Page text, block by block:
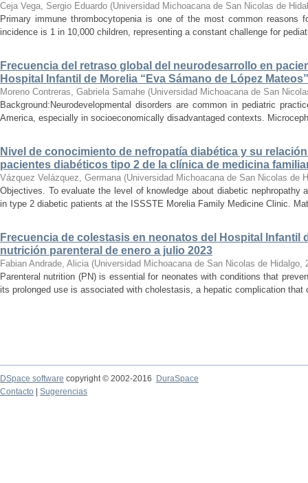
Ceja Vega, Sergio Eduardo (Universidad Michoacana de San Nicolas de
Primary immune thrombocytopenia is one of the most common reasons
incidence is 1 in 10,000 children, representing a constant challenge for
Frecuencia del retraso global del neurodesarrollo en
Hospital Infantil de Morelia “Eva Sámano de López Mateos”
Moreno Contreras, Gabriela Samahe (Universidad Michoacana de San
Background:Neurodevelopmental disorders are common in pediatric
America, especially in socioeconomically disadvantaged contexts.
Nivel de conocimiento de nefropatía diabética y su
pacientes diabéticos tipo 2 de la clínica de medicina
Vázquez Velázquez, Germana (Universidad Michoacana de San Nicolas de
Objectives. To evaluate the level of knowledge about diabetic nephropathy
in type 2 diabetic patients at the ISSSTE Morelia Family Medicine Clinic.
Frecuencia de colestasis en neonatos del Hospital Infantil
nutrición parenteral de enero a julio 2023
Fabian Andrade, Alicia (Universidad Michoacana de San Nicolas de Hidalgo,
Parenteral nutrition (PN) is essential for neonates with conditions that
its prolonged use is associated with cholestasis, a hepatic complication that
DSpace software copyright © 2002-2016
DuraSpace
Contacto
Sugerencias